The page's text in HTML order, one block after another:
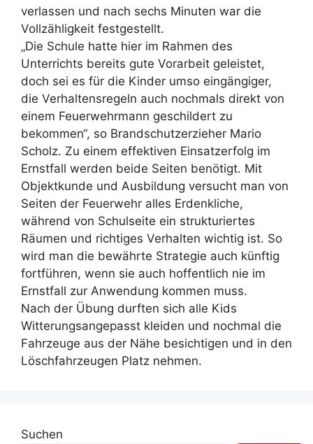
verlassen und nach sechs Minuten war die
Vollzähligkeit festgestellt.
„Die Schule hatte hier im Rahmen des
Unterrichts bereits gute Vorarbeit geleistet,
doch sei es für die Kinder umso eingängiger,
die Verhaltensregeln auch nochmals direkt von
einem Feuerwehrmann geschildert zu
bekommen“, so Brandschutzerzieher Mario
Scholz. Zu einem effektiven Einsatzerfolg im
Ernstfall werden beide Seiten benötigt. Mit
Objektkunde und Ausbildung versucht man von
Seiten der Feuerwehr alles Erdenkliche,
während von Schulseite ein strukturiertes
Räumen und richtiges Verhalten wichtig ist. So
wird man die bewährte Strategie auch künftig
fortführen, wenn sie auch hoffentlich nie im
Ernstfall zur Anwendung kommen muss.
Nach der Übung durften sich alle Kids
Witterungsangepasst kleiden und nochmal die
Fahrzeuge aus der Nähe besichtigen und in den
Löschfahrzeugen Platz nehmen.
Suchen